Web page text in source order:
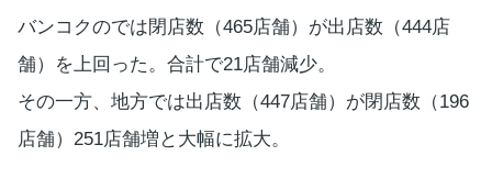
バンコクのでは閉店数（465店舗）が出店数（444店
舗）を上回った。合計で21店舗減少。
その一方、地方では出店数（447店舗）が閉店数（196
店舗）251店舗増と大幅に拡大。